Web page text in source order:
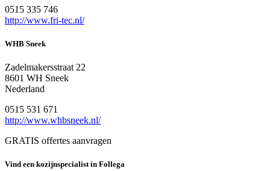
0515 335 746
http://www.fri-tec.nl/
WHB Sneek
Zadelmakersstraat 22
8601 WH Sneek
Nederland
0515 531 671
http://www.whbsneek.nl/
GRATIS offertes aanvragen
Vind een kozijnspecialist in Follega